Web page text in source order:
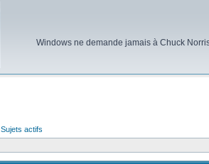
Windows ne demande jamais à Chuck
Sujets actifs